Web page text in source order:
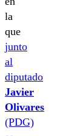
la
que
junto
al
diputado
Javier
Olivares
(PDG)